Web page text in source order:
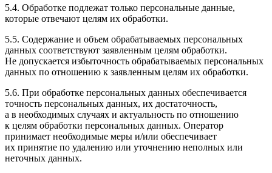
5.4. Обработке подлежат только персональные данные,
которые отвечают целям их обработки.
5.5. Содержание и объем обрабатываемых персональных
данных соответствуют заявленным целям обработки.
Не допускается избыточность обрабатываемых персональных
данных по отношению к заявленным целям их обработки.
5.6. При обработке персональных данных обеспечивается
точность персональных данных, их достаточность,
а в необходимых случаях и актуальность по отношению
к целям обработки персональных данных. Оператор
принимает необходимые меры и/или обеспечивает
их принятие по удалению или уточнению неполных или
неточных данных.